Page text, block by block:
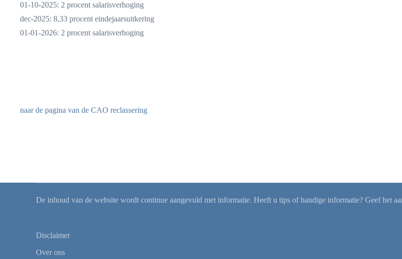
01-10-2025: 2 procent salarisverhoging
dec-2025: 8,33 procent eindejaarsuitkering
01-01-2026: 2 procent salarisverhoging
naar de pagina van de CAO reclassering
De inhoud van de website wordt continue aangevuld met informatie. Heeft u tips of handige informatie? Geef het
Disclaimer
Over ons